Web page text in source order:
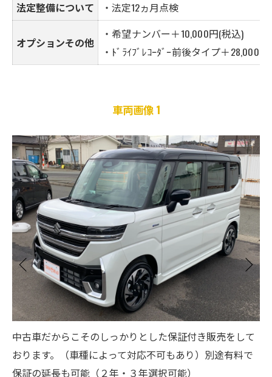
法定整備について ・法定12ヵ月点検
オプションその他
・希望ナンバー＋10,000円(税込)
・ﾄﾞﾗｲﾌﾞﾚｺｰﾀﾞｰ前後タイプ＋28,000
車両画像 1
ご希望の車種を全国のオークションからもお取り寄せ可
能です！是非ともお問い合わせください！